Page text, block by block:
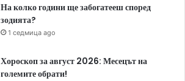
На колко години ще забогатееш според
зодията?
1 седмица ago
Хороскоп за август 2026: Месецът на
големите обрати!